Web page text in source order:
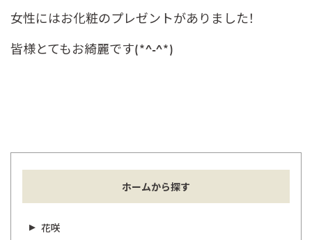
女性にはお化粧のプレゼントがありました！
皆様とてもお綺麗です(*^-^*)
ホームから探す
花咲